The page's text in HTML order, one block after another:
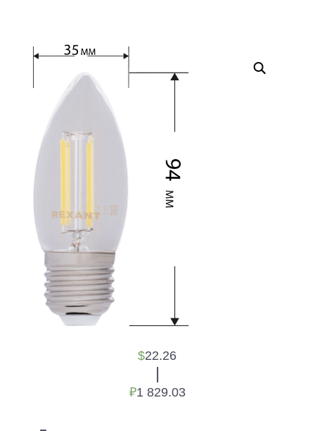
$22.26
|
₽1 829.03